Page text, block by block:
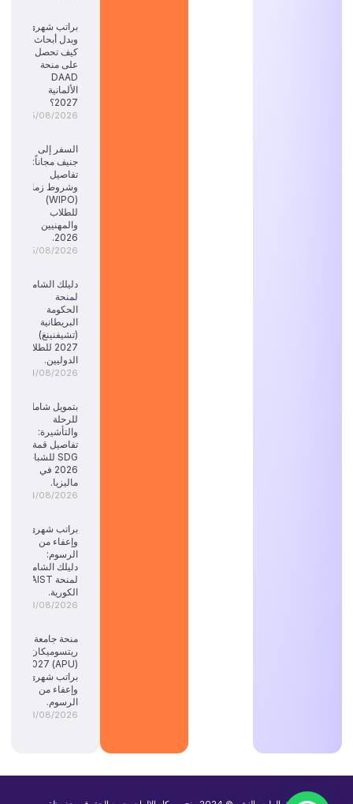
براتب شهري
وبدل أبحاث:
كيف تحصل
على منحة
DAAD
الألمانية
2027؟
05/08/2026
السفر إلى
جنيف مجاناً:
تفاصيل
وشروط زمالة
(WIPO)
للطلاب
والمهنيين
2026.
05/08/2026
دليلك الشامل
لمنحة
الحكومة
البريطانية
(تشيفنينغ)
2027 للطلاب
الدوليين.
04/08/2026
بتمويل شامل
للرحلة
والتأشيرة:
تفاصيل قمة
SDG للشباب
2026 في
ماليزيا.
04/08/2026
براتب شهري
وإعفاء من
الرسوم:
دليلك الشامل
لمنحة KAIST
الكورية.
03/08/2026
منحة جامعة
ريتسوميكان
براتب شهري
وإعفاء من
الرسوم.
03/08/2026